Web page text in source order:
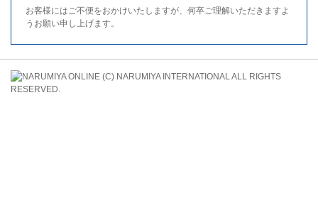
お客様にはご不便をおかけいたしますが、何卒ご理解いただきますよ
うお願い申し上げます。